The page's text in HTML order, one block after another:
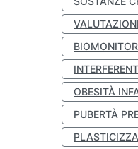
OBESITÀ
PUBERTÀ